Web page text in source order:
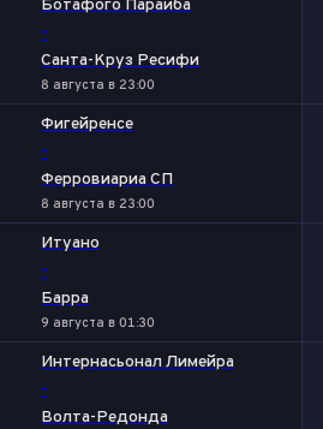
Ботафого Параиба
-
Санта-Круз Ресифи
8 августа в 23:00
Фигейренсе
-
Ферровиариа СП
8 августа в 23:00
Итуано
-
Барра
9 августа в 01:30
Интернасьонал Лимейра
-
Волта-Редонда